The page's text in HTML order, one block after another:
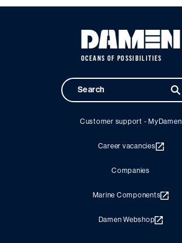
OCEANS OF POSSIBILITIES
Customer support - MyDamen
Career vacancies
Companies
Marine Components
Damen Webshop